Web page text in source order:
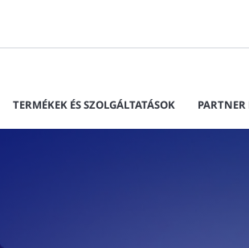
TERMÉKEK ÉS SZOLGÁLTATÁSOK